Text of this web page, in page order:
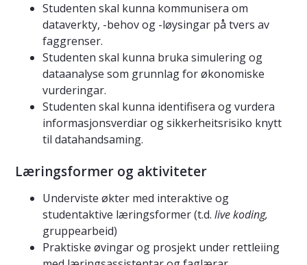
Studenten skal kunna kommunisera om
dataverkty, -behov og -løysingar på tvers av
faggrenser.
Studenten skal kunna bruka simulering og
dataanalyse som grunnlag for økonomiske
vurderingar.
Studenten skal kunna identifisera og vurdera
informasjonsverdiar og sikkerheitsrisiko knytt
til datahandsaming.
Læringsformer og aktiviteter
Underviste økter med interaktive og
studentaktive læringsformer (t.d. live koding,
gruppearbeid)
Praktiske øvingar og prosjekt under rettleiing